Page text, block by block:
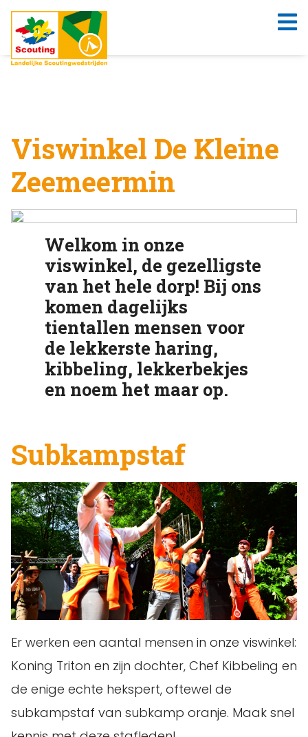
Viswinkel De Kleine
Zeemeermin
Welkom in onze
viswinkel, de gezelligste
van het hele dorp! Bij ons
komen dagelijks
tientallen mensen voor
de lekkerste haring,
kibbeling, lekkerbekjes
en noem het maar op.
Subkampstaf
Er werken een aantal mensen in onze viswinkel:
Koning Triton en zijn dochter, Chef Kibbeling en
de enige echte hekspert, oftewel de
subkampstaf van subkamp oranje. Maak snel